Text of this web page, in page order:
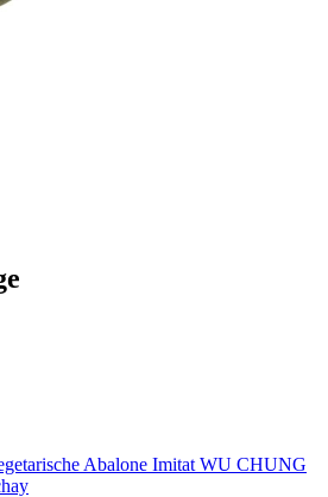
Abalone Imitat WU CHUNG